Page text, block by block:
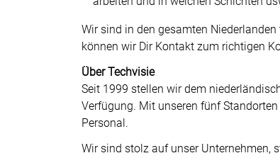
Wir sind in den gesamten
können wir Dir Kontakt zum richtigen
Über Techvisie
Seit 1999 stellen wir dem
Verfügung. Mit unseren fünf
Personal.
Wir sind stolz auf unser Unternehmen,